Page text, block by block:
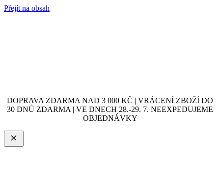
Přejít na obsah
DOPRAVA ZDARMA NAD 3 000 KČ | VRÁCENÍ ZBOŽÍ DO
30 DNŮ ZDARMA | VE DNECH 28.-29. 7. NEEXPEDUJEME
OBJEDNÁVKY